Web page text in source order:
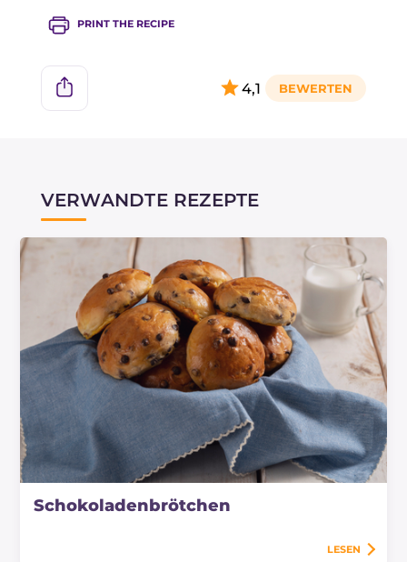
PRINT THE RECIPE
4,1
VERWANDTE REZEPTE
Schokoladenbrötchen
LESEN